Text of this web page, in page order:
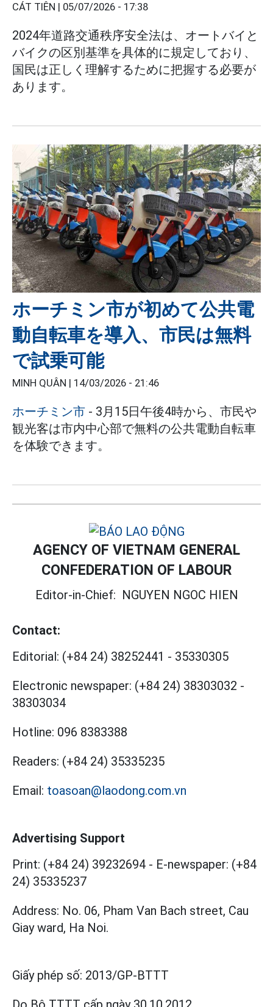
CÁT TIÊN | 05/07/2026 - 17:38
2024年道路交通秩序安全法は、オートバイと
バイクの区別基準を具体的に規定しており、
国民は正しく理解するために把握する必要が
あります。
ホーチミン市が初めて公共電
動自転車を導入、市民は無料
で試乗可能
MINH QUÂN | 14/03/2026 - 21:46
ホーチミン市 - 3月15日午後4時から、市民や
観光客は市内中心部で無料の公共電動自転車
を体験できます。
AGENCY OF VIETNAM GENERAL
CONFEDERATION OF LABOUR
Editor-in-Chief: NGUYEN NGOC HIEN
Contact:
Editorial: (+84 24) 38252441 - 35330305
Electronic newspaper: (+84 24) 38303032 -
38303034
Hotline: 096 8383388
Readers: (+84 24) 35335235
Email: toasoan@laodong.com.vn
Advertising Support
Print: (+84 24) 39232694 - E-newspaper: (+84
24) 35335237
Address: No. 06, Pham Van Bach street, Cau
Giay ward, Ha Noi.
Giấy phép số: 2013/GP-BTTT